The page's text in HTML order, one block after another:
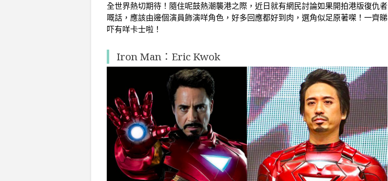
全世界熱切期待！隨住呢鼓熱潮襲港之際，近日就有網民討論如果開拍港版復仇者
嘅話，應該由邊個演員飾演咩角色，好多回應都好到肉，選角似足原著㗎！一齊睇
吓有咩卡士啦！
Iron Man：Eric Kwok